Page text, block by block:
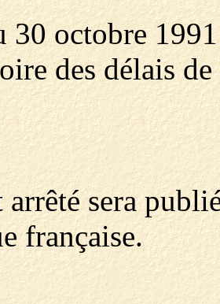
30 octobre
des délais
arrêté sera
française.